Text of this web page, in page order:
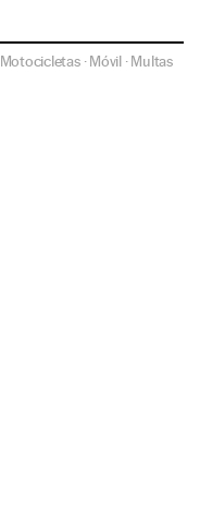
Motocicletas·Móvil·Multas